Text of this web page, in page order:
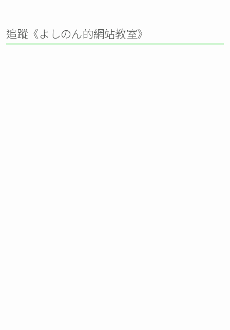
追蹤《よしのん的網站教室》